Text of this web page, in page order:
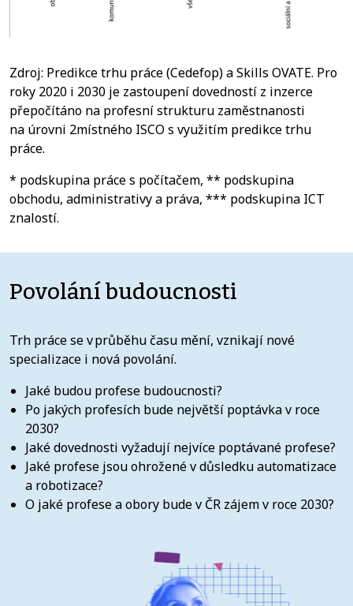
Zdroj: Predikce trhu práce (Cedefop) a Skills OVATE. Pro
roky 2020 i 2030 je zastoupení dovedností z inzerce
přepočítáno na profesní strukturu zaměstnanosti
na úrovni 2místného ISCO s využitím predikce trhu
práce.
* podskupina práce s počítačem, ** podskupina
obchodu, administrativy a práva, *** podskupina ICT
znalostí.
Povolání budoucnosti
Trh práce se v průběhu času mění, vznikají nové
specializace i nová povolání.
Jaké budou profese budoucnosti?
Po jakých profesích bude největší poptávka v roce
2030?
Jaké dovednosti vyžadují nejvíce poptávané profese?
Jaké profese jsou ohrožené v důsledku automatizace
a robotizace?
O jaké profese a obory bude v ČR zájem v roce 2030?